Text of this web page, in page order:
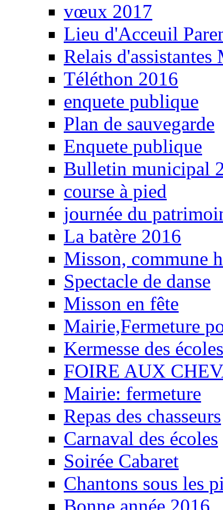
vœux 2017
Lieu d'Acceuil
Relais d'assistantes
Téléthon 2016
enquete publique
Plan de sauvegarde
Enquete publique
Bulletin municipal
course à pied
journée du
La batère 2016
Misson, commune
Spectacle de danse
Misson en fête
Mairie,Fermeture
Kermesse des écoles
FOIRE AUX
Mairie: fermeture
Repas des chasseurs
Carnaval des écoles
Soirée Cabaret
Chantons sous les